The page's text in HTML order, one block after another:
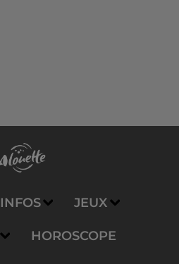
INFOS JEUX
HOROSCOPE